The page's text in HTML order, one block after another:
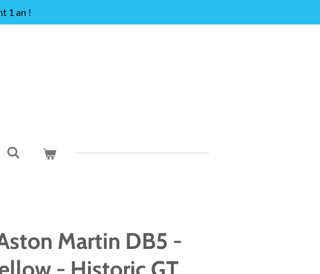
1 an !
Martin DB5 -